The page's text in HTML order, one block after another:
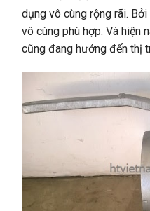
dụng vô cùng rộng rãi.
vô cùng phù hợp. Và hiện
cũng đang hướng đến thị